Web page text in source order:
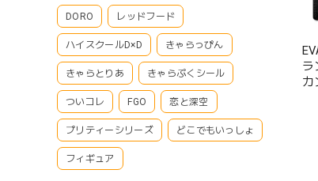
DORO レッドフード
ハイスクールD×D きゃらっぴん
きゃらとりあ きゃらぷくシール
ついコレ FGO 恋と深空
プリティーシリーズ どこでもいっしょ
フィギュア
ラ
カ